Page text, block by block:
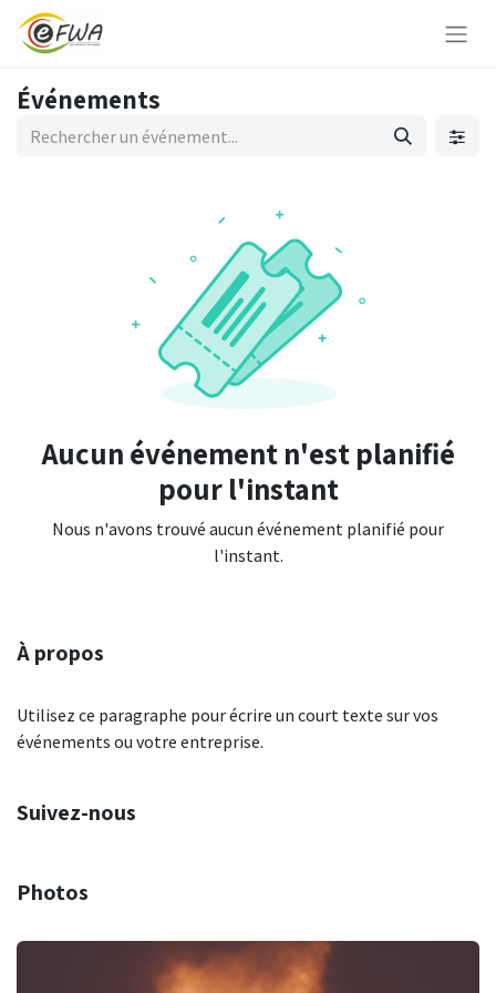
Événements
Aucun événement n'est planifié
pour l'instant
Nous n'avons trouvé aucun événement planifié pour
l'instant.
À propos
Utilisez ce paragraphe pour écrire un court texte sur vos
événements ou votre entreprise.
Suivez-nous
Photos